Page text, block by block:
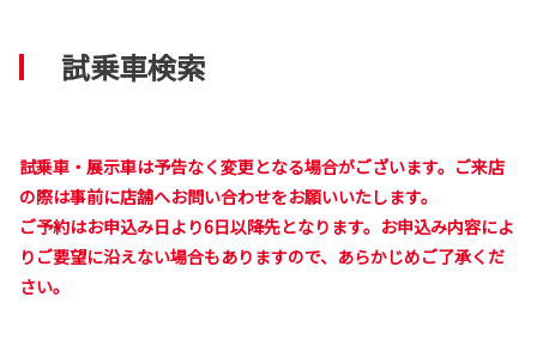
試乗車検索
試乗車・展示車は予告なく変更となる場合がございます。ご来店
の際は事前に店舗へお問い合わせをお願いいたします。
ご予約はお申込み日より6日以降先となります。お申込み内容によ
りご要望に沿えない場合もありますので、あらかじめご了承くだ
さい。